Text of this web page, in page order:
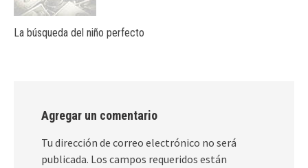
La búsqueda del niño perfecto
Agregar un comentario
Tu dirección de correo electrónico no será
publicada. Los campos requeridos están